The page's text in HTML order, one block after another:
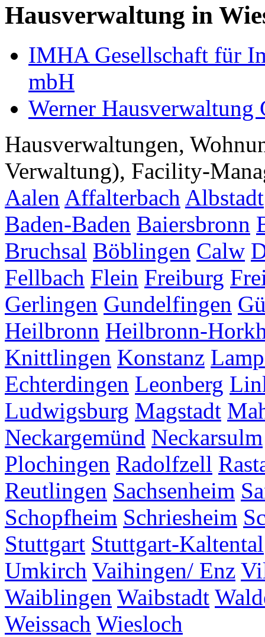
Hausverwaltung in
IMHA Gesellschaft für
mbH
Werner Hausverwaltung
Hausverwaltungen,
Verwaltung), Facility-
Aalen Affalterbach Albstadt
Baden-Baden Baiersbronn
Bruchsal Böblingen Calw
Fellbach Flein Freiburg
Gerlingen Gundelfingen
Heilbronn Heilbronn-
Knittlingen Konstanz
Echterdingen Leonberg
Ludwigsburg Magstadt
Neckargemünd Neckarsulm
Plochingen Radolfzell
Reutlingen Sachsenheim
Schopfheim Schriesheim
Stuttgart Stuttgart-Kaltental
Umkirch Vaihingen/ Enz
Waiblingen Waibstadt
Weissach Wiesloch